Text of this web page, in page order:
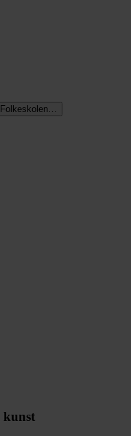
kunst